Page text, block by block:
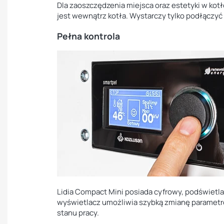
Dla zaoszczędzenia miejsca oraz estetyki w
jest wewnątrz kotła. Wystarczy tylko
Pełna kontrola
Lidia Compact Mini posiada cyfrowy,
wyświetlacz umożliwia szybką zmianę
stanu pracy.